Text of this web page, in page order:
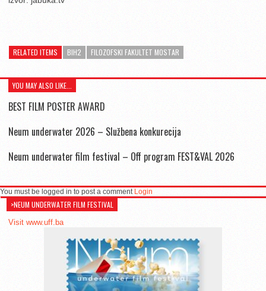
RELATED ITEMS BIH2 FILOZOFSKI FAKULTET MOSTAR
YOU MAY ALSO LIKE...
BEST FILM POSTER AWARD
Neum underwater 2026 – Službena konkurecija
Neum underwater film festival – Off program FEST&VAL 2026
You must be logged in to post a comment Login
>NEUM UNDERWATER FILM FESTIVAL
Visit www.uff.ba